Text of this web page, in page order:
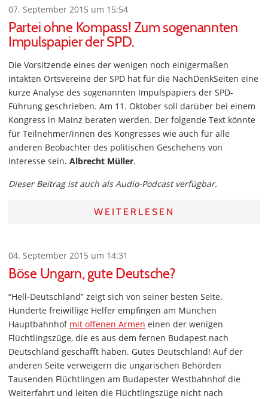
07. September 2015 um 15:54
Partei ohne Kompass! Zum sogenannten
Impulspapier der SPD.
Die Vorsitzende eines der wenigen noch einigermaßen
intakten Ortsvereine der SPD hat für die NachDenkSeiten eine
kurze Analyse des sogenannten Impulspapiers der SPD-
Führung geschrieben. Am 11. Oktober soll darüber bei einem
Kongress in Mainz beraten werden. Der folgende Text könnte
für Teilnehmer/innen des Kongresses wie auch für alle
anderen Beobachter des politischen Geschehens von
Interesse sein. Albrecht Müller.
Dieser Beitrag ist auch als Audio-Podcast verfügbar.
WEITERLESEN
04. September 2015 um 14:31
Böse Ungarn, gute Deutsche?
“Hell-Deutschland” zeigt sich von seiner besten Seite.
Hunderte freiwillige Helfer empfingen am München
Hauptbahnhof mit offenen Armen einen der wenigen
Flüchtlingszüge, die es aus dem fernen Budapest nach
Deutschland geschafft haben. Gutes Deutschland! Auf der
anderen Seite verweigern die ungarischen Behörden
Tausenden Flüchtlingen am Budapester Westbahnhof die
Weiterfahrt und leiten die Flüchtlingszüge nicht nach